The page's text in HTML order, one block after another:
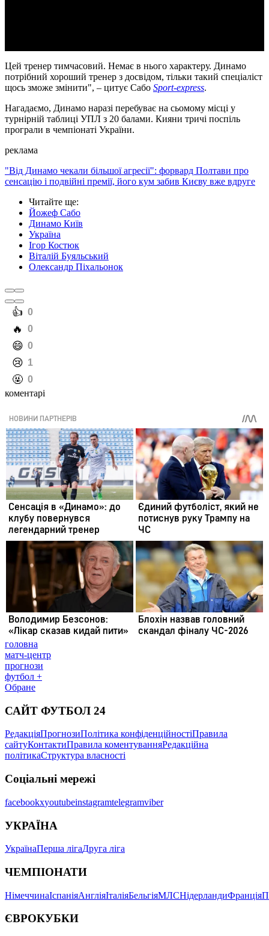
Цей тренер тимчасовий. Немає в нього характеру. Динамо
потрібний хороший тренер з досвідом, тільки такий спеціаліст
щось зможе змінити", – цитує Сабо Sport-express.
Нагадаємо, Динамо наразі перебуває на сьомому місці у
турнірній таблиці УПЛ з 20 балами. Кияни тричі поспіль
програли в чемпіонаті України.
реклама
"Від Динамо чекали більшої агресії": форвард Полтави про
сенсацію і подвійні премії, його кум забив Києву вже вдруге
Читайте ще:
Йожеф Сабо
Динамо Київ
Україна
Ігор Костюк
Віталій Буяльський
Олександр Піхальонок
️👍 0
️🔥 0
️😄 0
️😢 1
️🤬 0
коментарі
головна
матч-центр
прогнози
футбол +
Обране
САЙТ ФУТБОЛ 24
РедакціяПрогнозиПолітика конфіденційностіПравила
сайтуКонтактиПравила коментуванняРедакційна
політикаСтруктура власності
Соціальні мережі
facebookxyoutubeinstagramtelegramviber
УКРАЇНА
УкраїнаПерша лігаДруга ліга
ЧЕМПІОНАТИ
НімеччинаІспаніяАнгліяІталіяБельгіяМЛСНідерландиФранція
ЄВРОКУБКИ